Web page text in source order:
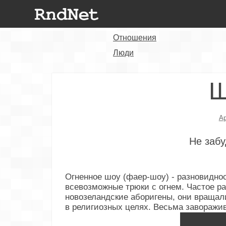
Отношения
Люди
Не
Огненное шоу (фаер-шоу) -
всевозможные трюки с огнем. Частое
новозеландские аборигены, они
в религиозных целях. Весьма